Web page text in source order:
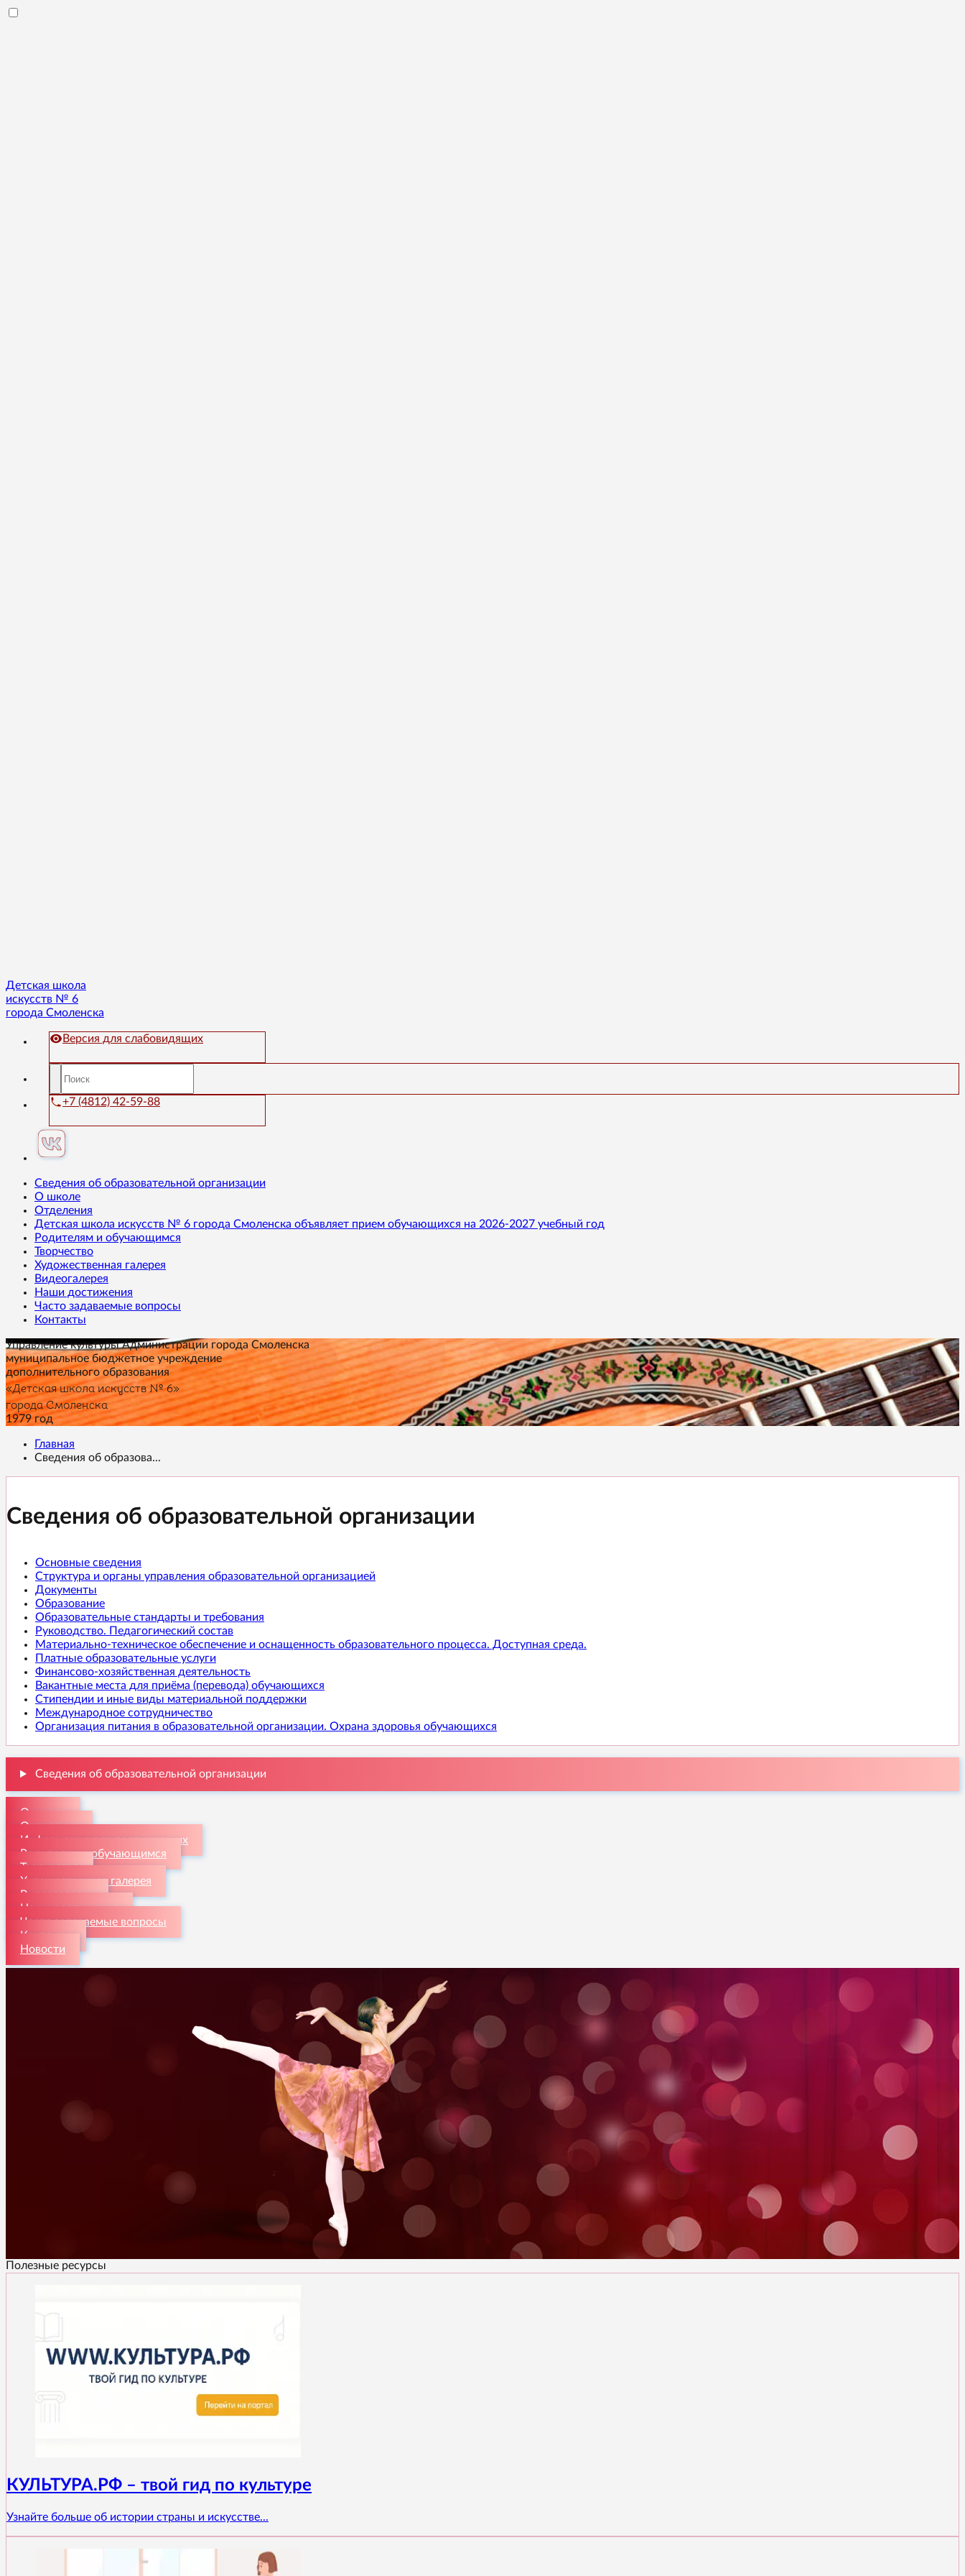
Детская школа
искусств № 6
города Смоленска
Версия для слабовидящих
+7 (4812) 42-59-88
Сведения об образовательной организации
О школе
Отделения
Детская школа искусств № 6 города Смоленска объявляет прием обучающихся на 2026-2027 учебный год
Родителям и обучающимся
Творчество
Художественная галерея
Видеогалерея
Наши достижения
Часто задаваемые вопросы
Контакты
Управление культуры Администрации города Смоленска
муниципальное бюджетное учреждение
дополнительного образования
«Детская школа искусств № 6»
города Смоленска
1979 год
Главная
Сведения об образова...
Сведения об образовательной организации
Основные сведения
Структура и органы управления образовательной организацией
Документы
Образование
Образовательные стандарты и требования
Руководство. Педагогический состав
Материально-техническое обеспечение и оснащенность образовательного процесса. Доступная среда.
Платные образовательные услуги
Финансово-хозяйственная деятельность
Вакантные места для приёма (перевода) обучающихся
Стипендии и иные виды материальной поддержки
Международное сотрудничество
Организация питания в образовательной организации. Охрана здоровья обучающихся
Сведения об образовательной организации
О школе
Отделения
Информация для поступающих
Родителям и обучающимся
Творчество
Художественная галерея
Видеогалерея
Наши достижения
Часто задаваемые вопросы
Контакты
Новости
Полезные ресурсы
КУЛЬТУРА.РФ – твой гид по культуре
Узнайте больше об истории страны и искусстве...